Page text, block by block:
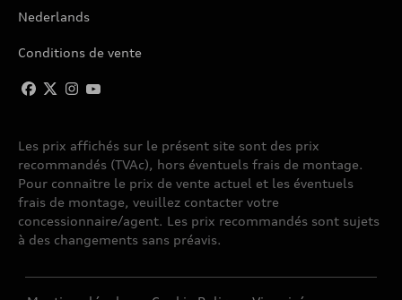
Nederlands
Conditions de vente
Les prix affichés sur le présent site sont des prix
recommandés (TVAc), hors éventuels frais de montage.
Pour connaitre le prix de vente actuel et les éventuels
frais de montage, veuillez contacter votre
concessionnaire/agent. Les prix recommandés sont sujets
à des changements sans préavis.